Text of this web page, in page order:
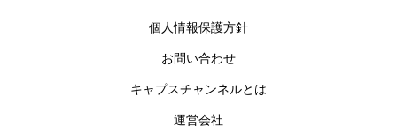
個人情報保護方針
お問い合わせ
キャプスチャンネルとは
運営会社